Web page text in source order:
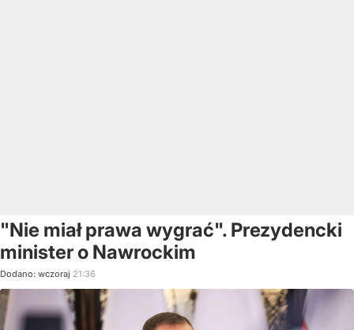
"Nie miał prawa wygrać". Prezydencki
minister o Nawrockim
Dodano: wczoraj 21:36